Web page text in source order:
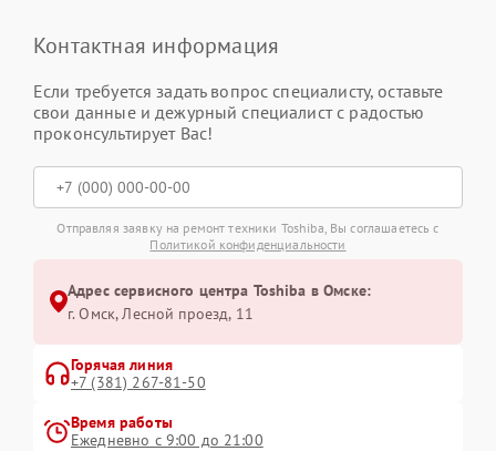
Контактная информация
Если требуется задать вопрос специалисту, оставьте
свои данные и дежурный специалист с радостью
проконсультирует Вас!
Отправляя заявку на ремонт техники Toshiba, Вы соглашаетесь с
Политикой конфиденциальности
Адрес сервисного центра Toshiba в Омске:
г. Омск, ​Лесной проезд, 11
Горячая линия
+7 (381) 267-81-50
Время работы
Ежедневно с 9:00 до 21:00